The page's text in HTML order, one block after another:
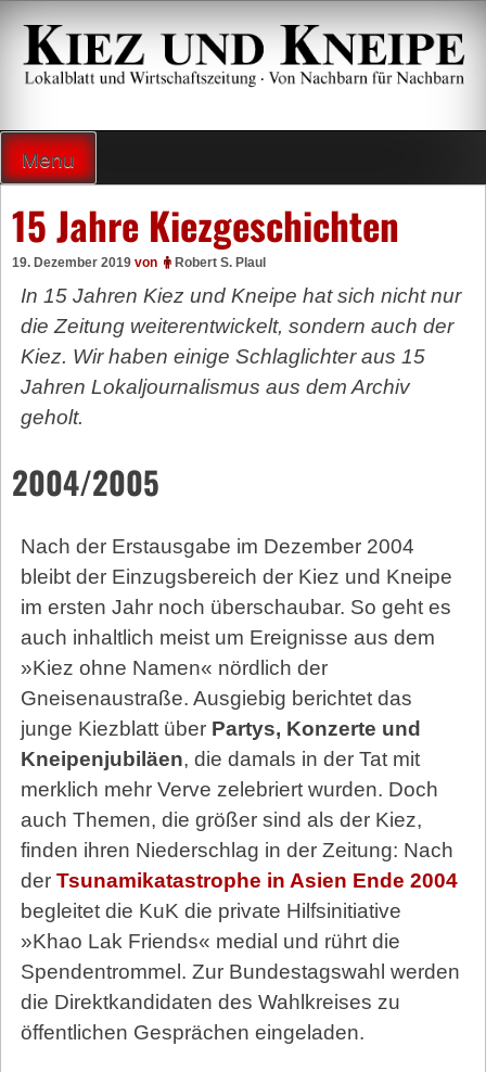
Zum
Inhalt
springen
Menu
15 Jahre Kiezgeschichten
19. Dezember 2019 von Robert S. Plaul
In 15 Jahren Kiez und Kneipe hat sich nicht nur
die Zeitung weiterentwickelt, sondern auch der
Kiez. Wir haben einige Schlaglichter aus 15
Jahren Lokaljournalismus aus dem Archiv
geholt.
2004/2005
Nach der Erstausgabe im Dezember 2004
bleibt der Einzugsbereich der Kiez und Kneipe
im ersten Jahr noch überschaubar. So geht es
auch inhaltlich meist um Ereignisse aus dem
»Kiez ohne Namen« nördlich der
Gneisenaustraße. Ausgiebig berichtet das
junge Kiezblatt über Partys, Konzerte und
Kneipenjubiläen, die damals in der Tat mit
merklich mehr Verve zelebriert wurden. Doch
auch Themen, die größer sind als der Kiez,
finden ihren Niederschlag in der Zeitung: Nach
der Tsunamikatastrophe in Asien Ende 2004
begleitet die KuK die private Hilfsinitiative
»Khao Lak Friends« medial und rührt die
Spendentrommel. Zur Bundestagswahl werden
die Direktkandidaten des Wahlkreises zu
öffentlichen Gesprächen eingeladen.